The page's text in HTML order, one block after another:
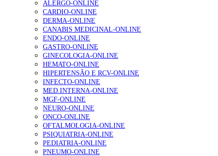
Há mais formação em Cuidados Paliativos em Portugal, indica
Enfermagem Forense. “Da urgência ao tribunal, cada
gesto conta e cada profissional faz a diferença”
202 visualizações
Alguns milhares de utentes podem ficar sem médico de
família com nova regras do registo, alerta associação
155 visualizações
1.º Episódio do Podcast “Frequência Cardio – Sintoniza-
te na Insuficiência Cardíaca” da Bayer
99 visualizações
ALERGO-ONLINE
CARDIO-ONLINE
DERMA-ONLINE
CANABIS MEDICINAL-ONLINE
ENDO-ONLINE
GASTRO-ONLINE
GINECOLOGIA-ONLINE
HEMATO-ONLINE
HIPERTENSÃO E RCV-ONLINE
INFECTO-ONLINE
MED.INTERNA-ONLINE
MGF-ONLINE
NEURO-ONLINE
ONCO-ONLINE
OFTALMOLOGIA-ONLINE
PSIQUIATRIA-ONLINE
PEDIATRIA-ONLINE
PNEUMO-ONLINE